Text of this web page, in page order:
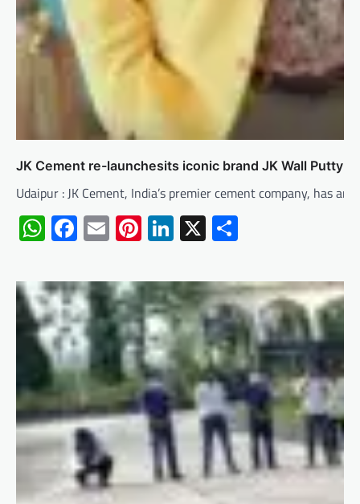
JK Cement re-launchesits iconic brand JK Wall Putty
Udaipur : JK Cement, India’s premier cement company, has
WhatsApp
Facebook
EmailPinterest
LinkedIn
X